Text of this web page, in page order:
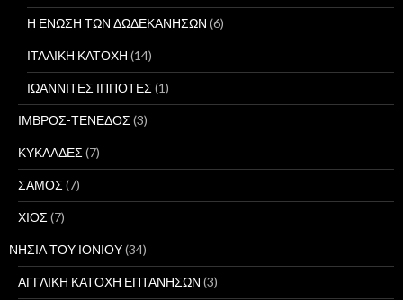
Η ΕΝΩΣΗ ΤΩΝ ΔΩΔΕΚΑΝΗΣΩΝ (6)
ΙΤΑΛΙΚΗ ΚΑΤΟΧΗ (14)
ΙΩΑΝΝΙΤΕΣ ΙΠΠΟΤΕΣ(1)
ΙΜΒΡΟΣ-ΤΕΝΕΔΟΣ(3)
ΚΥΚΛΑΔΕΣ(7)
ΣΑΜΟΣ(7)
ΧΙΟΣ(7)
ΝΗΣΙΑ ΤΟΥ ΙΟΝΙΟΥ(34)
ΑΓΓΛΙΚΗ ΚΑΤΟΧΗ ΕΠΤΑΝΗΣΩΝ (3)